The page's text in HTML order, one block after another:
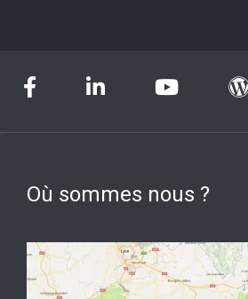
Où sommes nous ?